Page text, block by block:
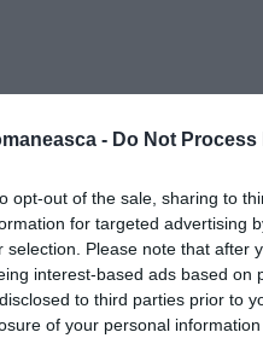
- Do Not
opt-out of the sale, sharing to
for targeted advertising
selection. Please note that after
interest-based ads based
to third parties prior to
of your personal